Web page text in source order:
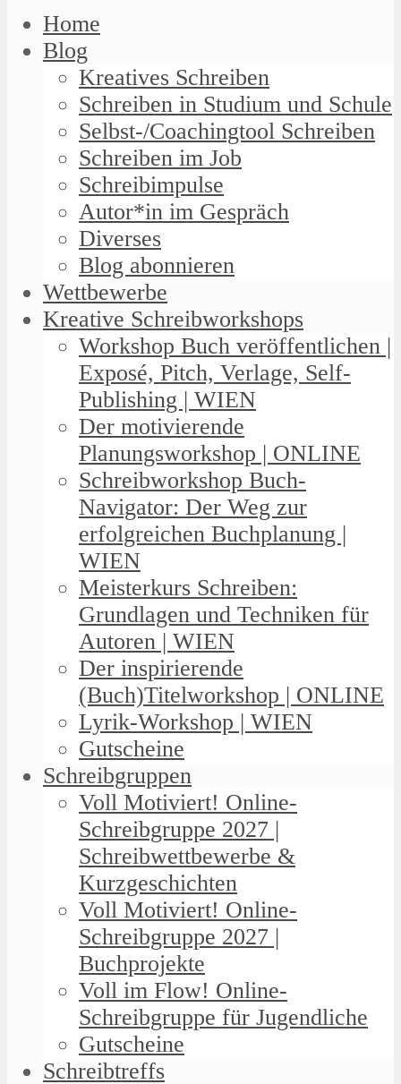
Home
Blog
Kreatives Schreiben
Schreiben in Studium und Schule
Selbst-/Coachingtool Schreiben
Schreiben im Job
Schreibimpulse
Autor*in im Gespräch
Diverses
Blog abonnieren
Wettbewerbe
Kreative Schreibworkshops
Workshop Buch veröffentlichen |
Exposé, Pitch, Verlage, Self-
Publishing | WIEN
Der motivierende
Planungsworkshop | ONLINE
Schreibworkshop Buch-
Navigator: Der Weg zur
erfolgreichen Buchplanung |
WIEN
Meisterkurs Schreiben:
Grundlagen und Techniken für
Autoren | WIEN
Der inspirierende
(Buch)Titelworkshop | ONLINE
Lyrik-Workshop | WIEN
Gutscheine
Schreibgruppen
Voll Motiviert! Online-
Schreibgruppe 2027 |
Schreibwettbewerbe &
Kurzgeschichten
Voll Motiviert! Online-
Schreibgruppe 2027 |
Buchprojekte
Voll im Flow! Online-
Schreibgruppe für Jugendliche
Gutscheine
Schreibtreffs